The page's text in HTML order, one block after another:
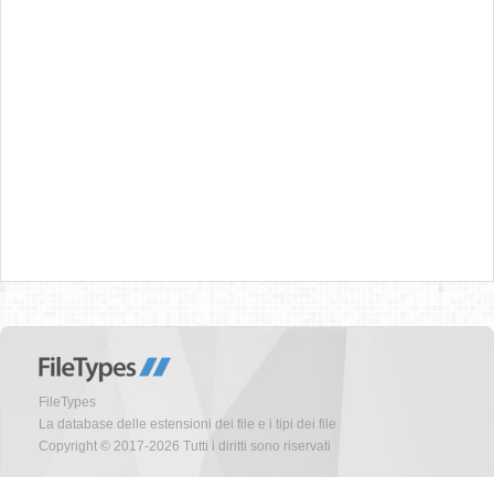
FileTypes
La database delle estensioni dei file e i tipi dei file
Copyright © 2017-2026 Tutti i diritti sono riservati